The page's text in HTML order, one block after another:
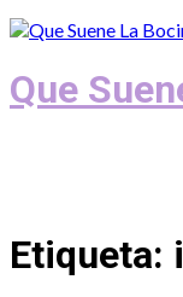
Que
Etiqueta: